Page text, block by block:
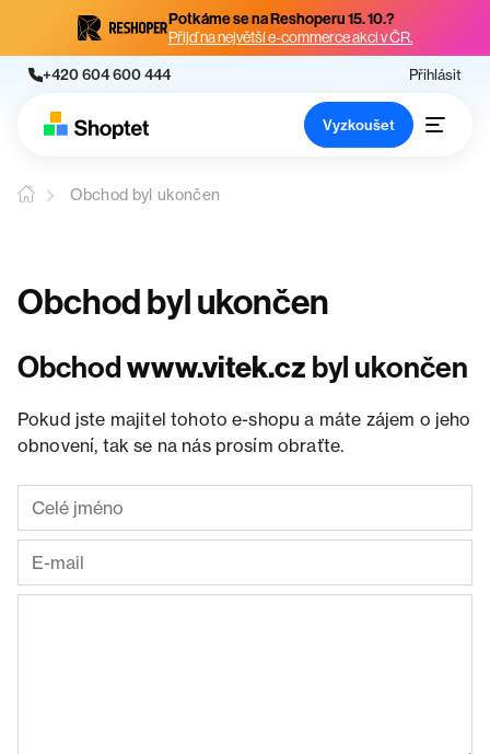
Potkáme se na Reshoperu 15. 10.?
Přijď na největší e-commerce akci v ČR.
+420 604 600 444 Přihlásit
Vyzkoušet
Obchod byl ukončen
Obchod byl ukončen
Obchodwww.vitek.cz byl ukončen
Pokud jste majitel tohoto e-shopu a máte zájem o jeho
obnovení, tak se na nás prosím obraťte.